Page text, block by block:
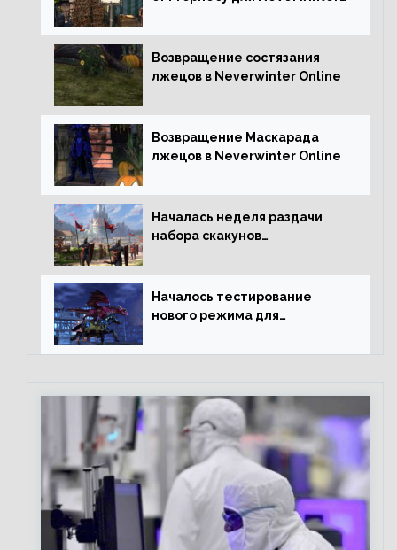
Возвращение состязания
лжецов в Neverwinter Online
Возвращение Маскарада
лжецов в Neverwinter Online
Началась неделя раздачи
набора скакунов
Началось тестирование
нового режима для
online